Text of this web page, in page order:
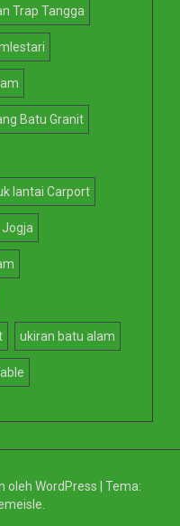
Trap Tangga
Batu Granit
lantai Carport
Jogja
ukiran batu alam
oleh WordPress
Tema: